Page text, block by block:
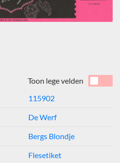
Toon lege velden
115902
De Werf
Bergs Blondje
Flesetiket